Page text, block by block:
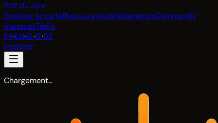
Plat du Jour
Explorer la carteRestaurateursHébergeursCommunity
managerTarifs
FR·EN·SL·IT·DE
Explorer
Chargement…